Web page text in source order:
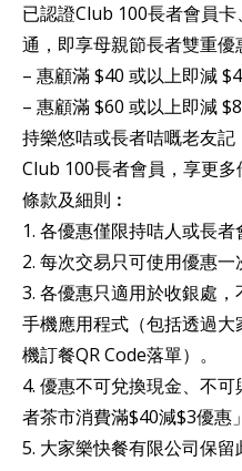
已認證Club 100長者會員
通，即享母親節長者雙重優
– 惠顧滿 $40 或以上即減 $4
– 惠顧滿 $60 或以上即減 $8
持樂悠咭或長者咭嘅老友
Club 100長者會員，享更多
條款及細則︰
1. 各優惠僅限持咭人或長者
2. 每次交易只可使用優惠一
3. 各優惠只適用於收銀處
手機應用程式（包括透過
機訂餐QR Code落單）。
4. 優惠不可兌換現金、不
者茶市消費滿$40減$3優惠
5. 大家樂快餐有限公司保留